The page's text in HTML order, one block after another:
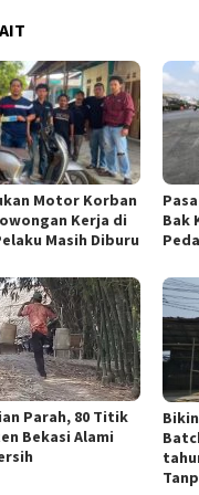
Motor Korban
Kerja di
Masih Diburu
Bak
Parah, 80 Titik
Bekasi Alami